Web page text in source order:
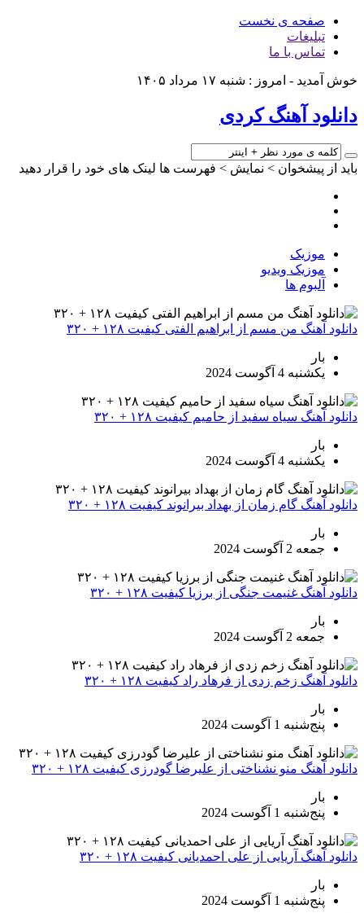
صفحه ی نخست
تبلیغات
تماس با ما
خوش آمدید - امروز : شنبه ۱۷ مرداد ۱۴۰۵
دانلود آهنگ کردی
باید از پیشخوان > نمایش > فهرست ها لینک های خود را قرار دهید
موزیک
موزیک ویدیو
آلبوم ها
دانلود آهنگ من مسم از ابراهیم الفتی کیفیت ۱۲۸ + ۳۲۰
بار
یکشنبه 4 آگوست 2024
دانلود آهنگ سیاه سفید از حامیم کیفیت ۱۲۸ + ۳۲۰
بار
یکشنبه 4 آگوست 2024
دانلود آهنگ گام زمان از بهداد بیرانوند کیفیت ۱۲۸ + ۳۲۰
بار
جمعه 2 آگوست 2024
دانلود آهنگ غنیمت جنگی از برزیا کیفیت ۱۲۸ + ۳۲۰
بار
جمعه 2 آگوست 2024
دانلود آهنگ زخم زدی از فرهاد راد کیفیت ۱۲۸ + ۳۲۰
بار
پنج‌شنبه 1 آگوست 2024
دانلود آهنگ منو نشناختی از علیرضا گودرزی کیفیت ۱۲۸ + ۳۲۰
بار
پنج‌شنبه 1 آگوست 2024
دانلود آهنگ آریایی از علی احمدیانی کیفیت ۱۲۸ + ۳۲۰
بار
پنج‌شنبه 1 آگوست 2024